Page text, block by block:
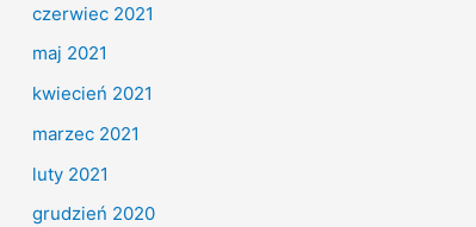
czerwiec 2021
maj 2021
kwiecień 2021
marzec 2021
luty 2021
grudzień 2020